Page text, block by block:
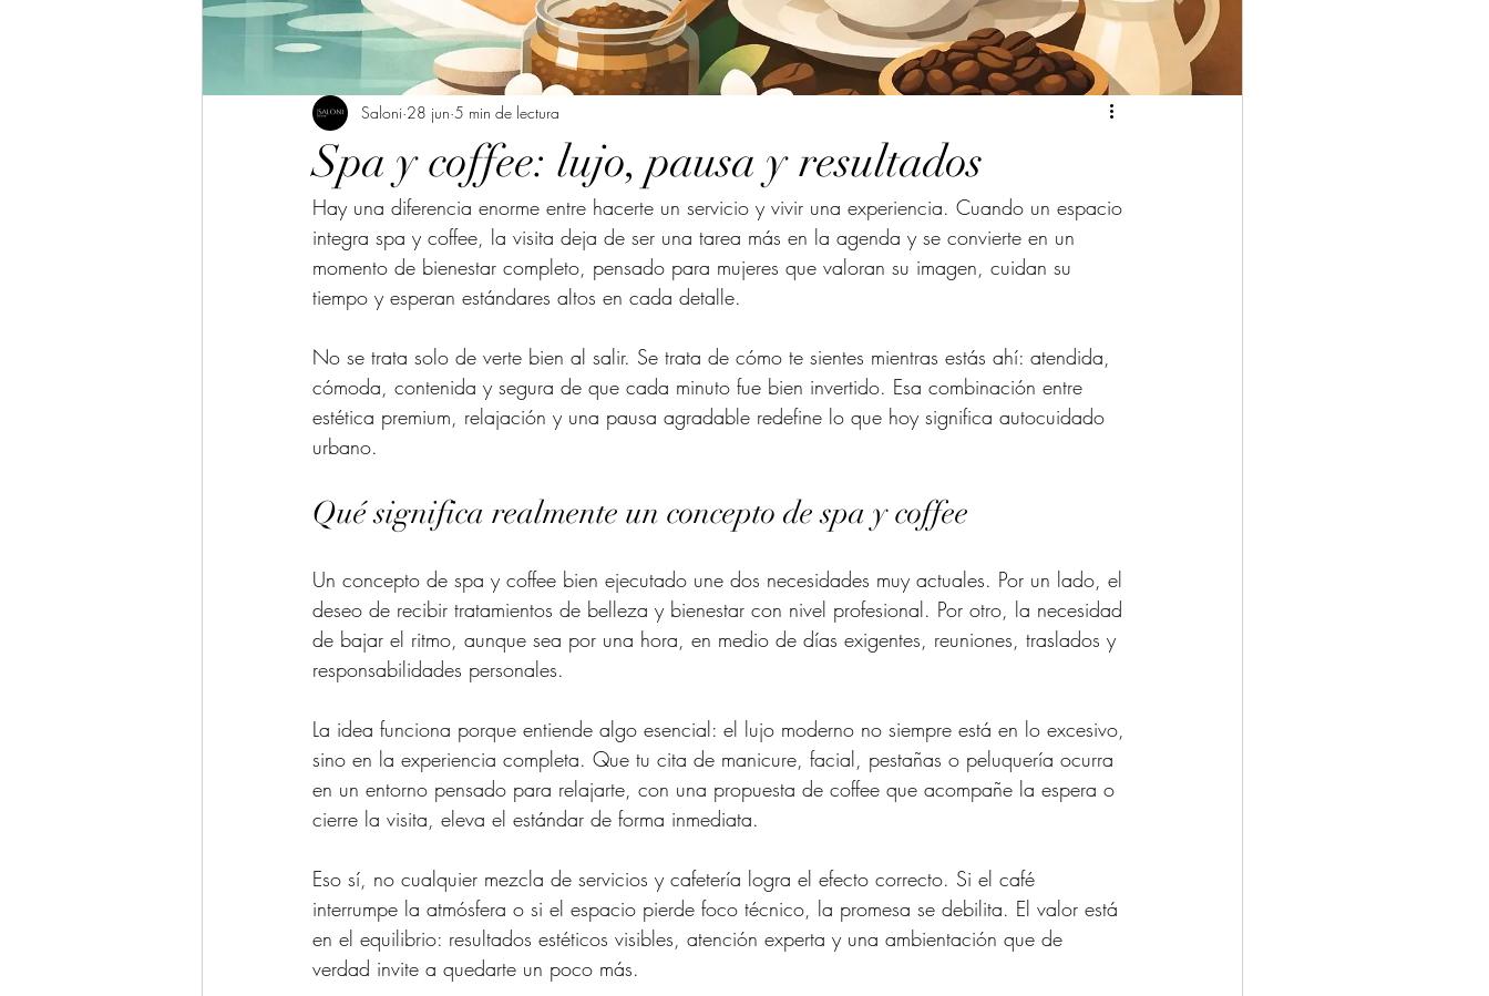
Spa y coffee: lujo, pausa y resultados
Saloni 28 jun 5 min de lectura
Hay una diferencia enorme entre hacerte un servicio y vivir una experiencia. Cuando un espacio
integra spa y coffee, la visita deja de ser una tarea más en la agenda y se convierte en un
momento de bienestar completo, pensado para mujeres que valoran su imagen, cuidan su
tiempo y esperan estándares altos en cada detalle.
No se trata solo de verte bien al salir. Se trata de cómo te sientes mientras estás ahí: atendida,
cómoda, contenida y segura de que cada minuto fue bien invertido. Esa combinación entre
estética premium, relajación y una pausa agradable redefine lo que hoy significa autocuidado
urbano.
Qué significa realmente un concepto de spa y coffee
Un concepto de spa y coffee bien ejecutado une dos necesidades muy actuales. Por un lado, el
deseo de recibir tratamientos de belleza y bienestar con nivel profesional. Por otro, la necesidad
de bajar el ritmo, aunque sea por una hora, en medio de días exigentes, reuniones, traslados y
responsabilidades personales.
La idea funciona porque entiende algo esencial: el lujo moderno no siempre está en lo excesivo,
sino en la experiencia completa. Que tu cita de manicure, facial, pestañas o peluquería ocurra
en un entorno pensado para relajarte, con una propuesta de coffee que acompañe la espera o
cierre la visita, eleva el estándar de forma inmediata.
Eso sí, no cualquier mezcla de servicios y cafetería logra el efecto correcto. Si el café
interrumpe la atmósfera o si el espacio pierde foco técnico, la promesa se debilita. El valor está
en el equilibrio: resultados estéticos visibles, atención experta y una ambientación que de
verdad invite a quedarte un poco más.